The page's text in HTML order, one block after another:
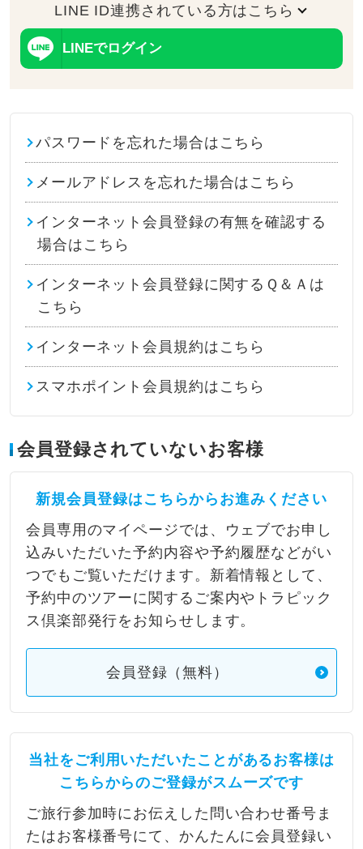
LINE ID連携されている方はこちら
LINEでログイン
パスワードを忘れた場合はこちら
メールアドレスを忘れた場合はこちら
インターネット会員登録の有無を確認する
場合はこちら
インターネット会員登録に関するＱ＆Ａは
こちら
インターネット会員規約はこちら
スマホポイント会員規約はこちら
会員登録されていないお客様
新規会員登録はこちらからお進みください
会員専用のマイページでは、ウェブでお申し
込みいただいた予約内容や予約履歴などがい
つでもご覧いただけます。新着情報として、
予約中のツアーに関するご案内やトラピック
ス倶楽部発行をお知らせします。
会員登録（無料）
当社をご利用いただいたことがあるお客様は
こちらからのご登録がスムーズです
ご旅行参加時にお伝えした問い合わせ番号ま
たはお客様番号にて、かんたんに会員登録い